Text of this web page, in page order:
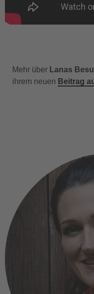
Mehr über Lanas
ihrem neuen Beitrag